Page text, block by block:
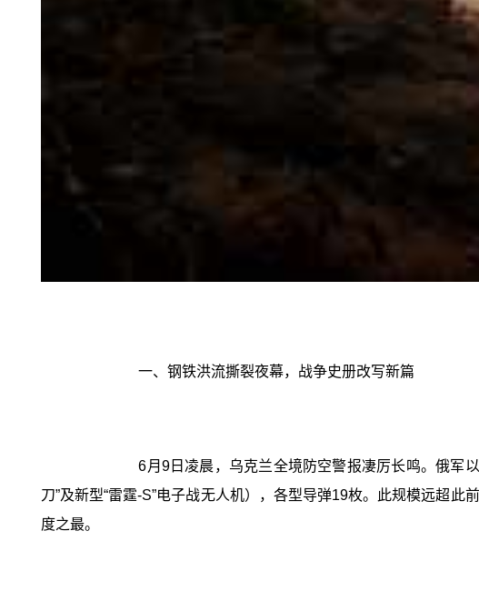
一、钢铁洪流撕裂夜幕，战争史册改写新篇
6月9日凌晨，乌克兰全境防空警报凄厉长鸣。俄军
刀”及新型“雷霆-S”电子战无人机），各型导弹19枚。此规模远超
度之最。